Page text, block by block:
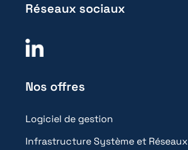
Réseaux sociaux
Nos offres
Logiciel de gestion
Infrastructure Système et Réseaux